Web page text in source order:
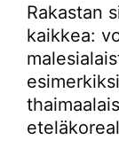
Rakastan
kaikkea: